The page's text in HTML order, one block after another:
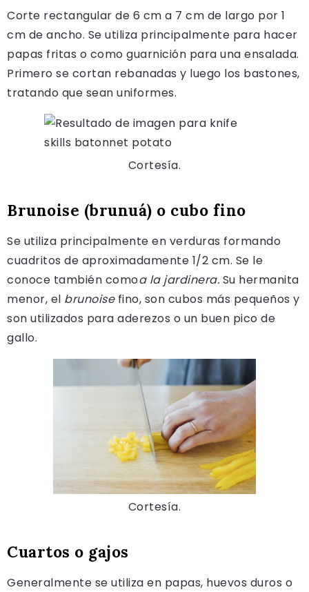
Corte rectangular de 6 cm a 7 cm de largo por 1
cm de ancho. Se utiliza principalmente para hacer
papas fritas o como guarnición para una ensalada.
Primero se cortan rebanadas y luego los bastones,
tratando que sean uniformes.
Cortesía.
Brunoise (brunuá) o cubo fino
Se utiliza principalmente en verduras formando
cuadritos de aproximadamente 1/2 cm. Se le
conoce también comoa la jardinera. Su hermanita
menor, el brunoisefino, son cubos más pequeños y
son utilizados para aderezos o un buen pico de
gallo.
Cortesía.
Cuartos o gajos
Generalmente se utiliza en papas, huevos duros o